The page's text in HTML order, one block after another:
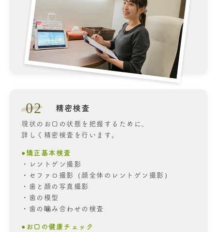
02 精密検査
現状のお口の状態を把握するために、
詳しく精密検査を行います。
●矯正基本検査
・レントゲン撮影
・セファロ撮影（顔全体のレントゲン撮影）
・歯と顔の写真撮影
・歯の模型
・歯の噛み合わせの検査
●お口の健康チェック